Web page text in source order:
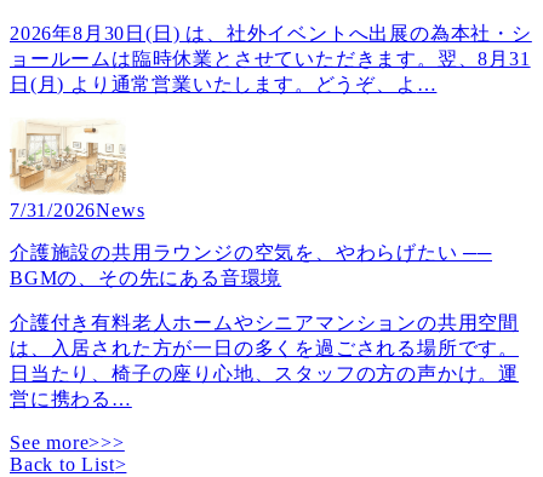
2026年8月30日(日) は、社外イベントへ出展の為本社・シ
ョールームは臨時休業とさせていただきます。翌、8月31
日(月) より通常営業いたします。どうぞ、よ …
7/31/2026News
介護施設の共用ラウンジの空気を、やわらげたい ──
BGMの、その先にある音環境
介護付き有料老人ホームやシニアマンションの共用空間
は、入居された方が一日の多くを過ごされる場所です。
日当たり、椅子の座り心地、スタッフの方の声かけ。運
営に携わる …
See more>>>
Back to List>